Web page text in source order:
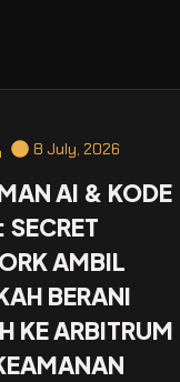
8 July, 2026
AI & KODE
AMBIL
BERANI
KE ARBITRUM